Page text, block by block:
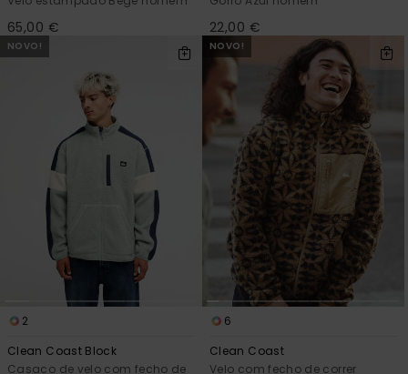
65,00 € 22,00 €
NOVO!
2
Clean Coast Block
Casaco de velo com fecho de
NOVO!
6
Clean Coast
Velo com fecho de correr